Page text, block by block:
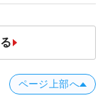
ページ上部へ